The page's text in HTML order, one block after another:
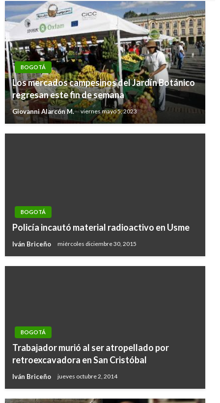
BOGOTÁ
Los mercados campesinos del Jardín Botánico
regresan este fin de semana
Giovanni Alarcón M. viernes mayo 5, 2023
BOGOTÁ
Policía incautó material radioactivo en Usme
Iván Briceño miércoles diciembre 30, 2015
BOGOTÁ
Trabajador murió al ser atropellado por
retroexcavadora en San Cristóbal
Iván Briceño jueves octubre 2, 2014